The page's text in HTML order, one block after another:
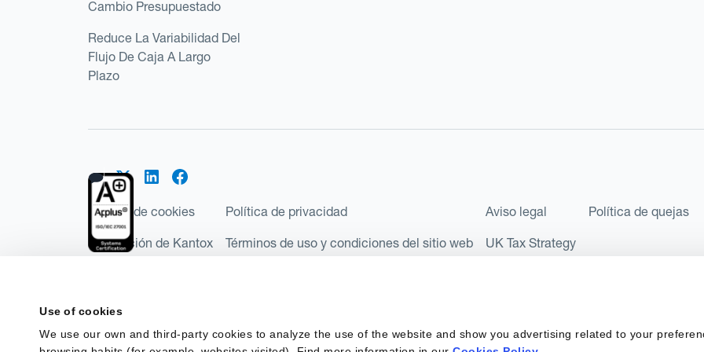
Use of cookies
We use our own and third-party cookies to analyze the use of the website and show you advertising related to your
Cambio Presupuestado
Reduce La Variabilidad Del
Flujo De Caja A Largo
Plazo
Política de cookies
Regulación de Kantox
Política de privacidad
Términos de uso y condiciones del sitio web
Aviso legal
UK Tax Strategy
Política de quejas
Kantox Limited está incorporada en Inglaterra y Gales como Sociedad Limitada (Limited Company) bajo el número de
Regulations 2017). Kantox European Union SL es una sociedad privada española con número de identificación fiscal: